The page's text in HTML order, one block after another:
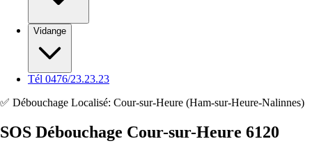
Vidange
Tél 0476/23.23.23
✅ Débouchage Localisé: Cour-sur-Heure (Ham-sur-Heure-Nalinnes)
SOS Débouchage Cour-sur-Heure 6120